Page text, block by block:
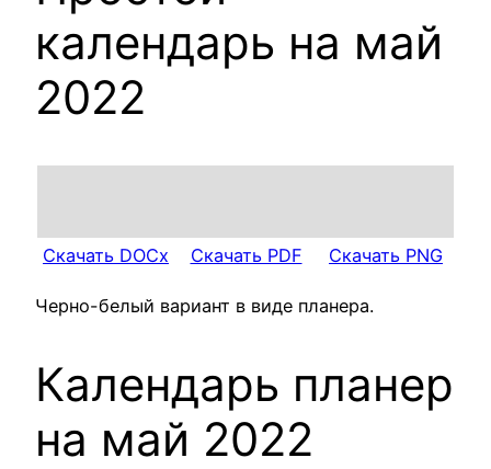
календарь на май
2022
Скачать DOCx Скачать PDF Скачать PNG
Черно-белый вариант в виде планера.
Календарь планер
на май 2022